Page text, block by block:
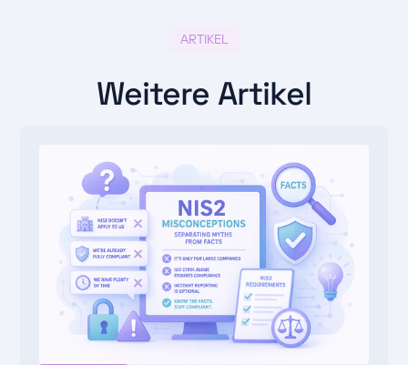
ARTIKEL
Weitere Artikel